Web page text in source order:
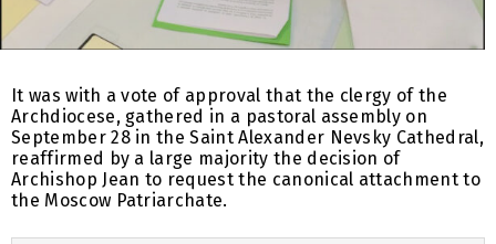
It was with a vote of approval that the clergy of the
Archdiocese, gathered in a pastoral assembly on
September 28 in the Saint Alexander Nevsky Cathedral,
reaffirmed by a large majority the decision of
Archishop Jean to request the canonical attachment to
the Moscow Patriarchate.